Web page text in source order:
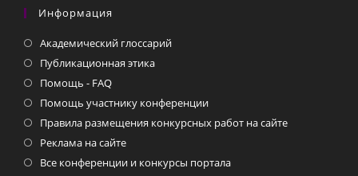
Информация
Академический глоссарий
Публикационная этика
Помощь - FAQ
Помощь участнику конференции
Правила размещения конкурсных работ на сайте
Реклама на сайте
Все конференции и конкурсы портала